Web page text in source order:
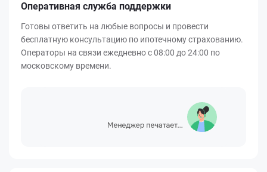
Оперативная служба поддержки
Готовы ответить на любые вопросы и провести
бесплатную консультацию по ипотечному страхованию.
Операторы на связи ежедневно с 08:00 до 24:00 по
московскому времени.